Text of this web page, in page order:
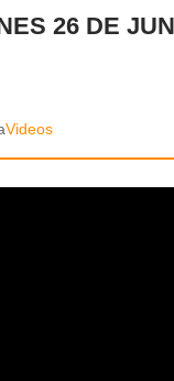
26 DE
Videos